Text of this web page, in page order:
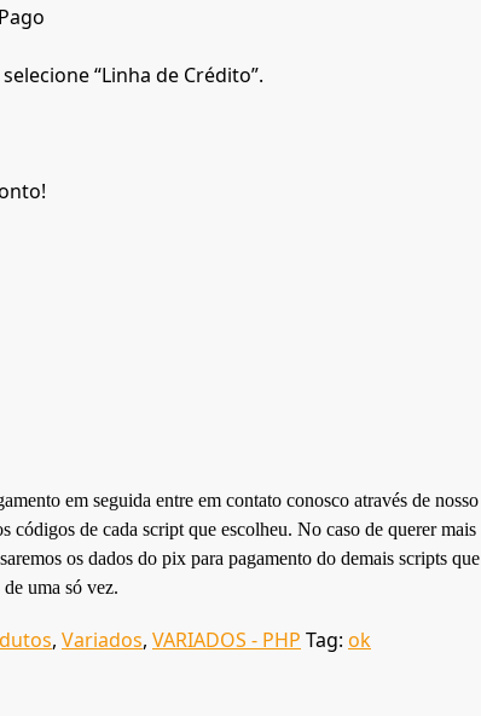
“Linha de Crédito”.
em seguida entre em contato conosco através de nosso
de cada script que escolheu. No caso de querer mais
os dados do pix para pagamento do demais scripts que
uma só vez.
, Variados, VARIADOS - PHP Tag: ok